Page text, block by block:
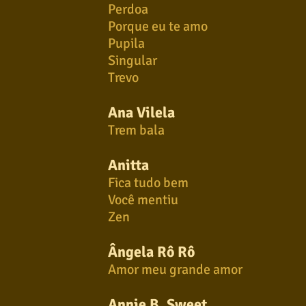
Perdoa
Porque eu te amo
Pupila
Singular
Trevo
Ana Vilela
Trem bala
Anitta
Fica tudo bem
Você mentiu
Zen
Ângela Rô Rô
Amor meu grande amor